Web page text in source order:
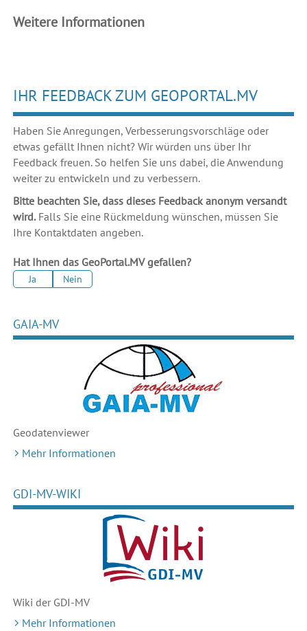
Weitere Informationen
IHR FEEDBACK ZUM GEOPORTAL.MV
Haben Sie Anregungen, Verbesserungsvorschläge oder
etwas gefällt Ihnen nicht? Wir würden uns über Ihr
Feedback freuen. So helfen Sie uns dabei, die Anwendung
weiter zu entwickeln und zu verbessern.
Bitte beachten Sie, dass dieses Feedback anonym versandt
wird.Falls Sie eine Rückmeldung wünschen, müssen Sie
Ihre Kontaktdaten angeben.
Hat Ihnen das GeoPortal.MV gefallen?
Ja Nein
GAIA-MV
Geodatenviewer
Mehr Informationen
GDI-MV-WIKI
Wiki der GDI-MV
Mehr Informationen